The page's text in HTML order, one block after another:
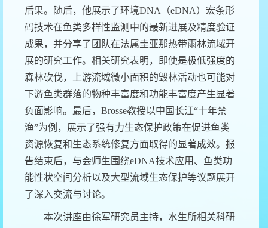
后果。随后，他展示了环境DNA （eDNA）宏条形
码技术在鱼类多样性监测中的最新进展及精度验证
成果，并分享了团队在法属圭亚那热带雨林流域开
展的研究工作。相关研究表明，即使是极低强度的
森林砍伐，上游流域微小面积的毁林活动也可能对
下游鱼类群落的物种丰富度和功能丰富度产生显著
负面影响。最后， Brosse教授以中国长江“十年禁
渔”为例，展示了强有力生态保护政策在促进鱼类
资源恢复和生态系统修复方面取得的显著成效。报
告结束后，与会师生围绕eDNA技术应用、鱼类功
能性状空间分析以及大型流域生态保护等议题展开
了深入交流与讨论。
本次讲座由徐军研究员主持，水生所相关科研